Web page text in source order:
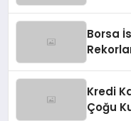
Borsa
Kredi
Çoğu